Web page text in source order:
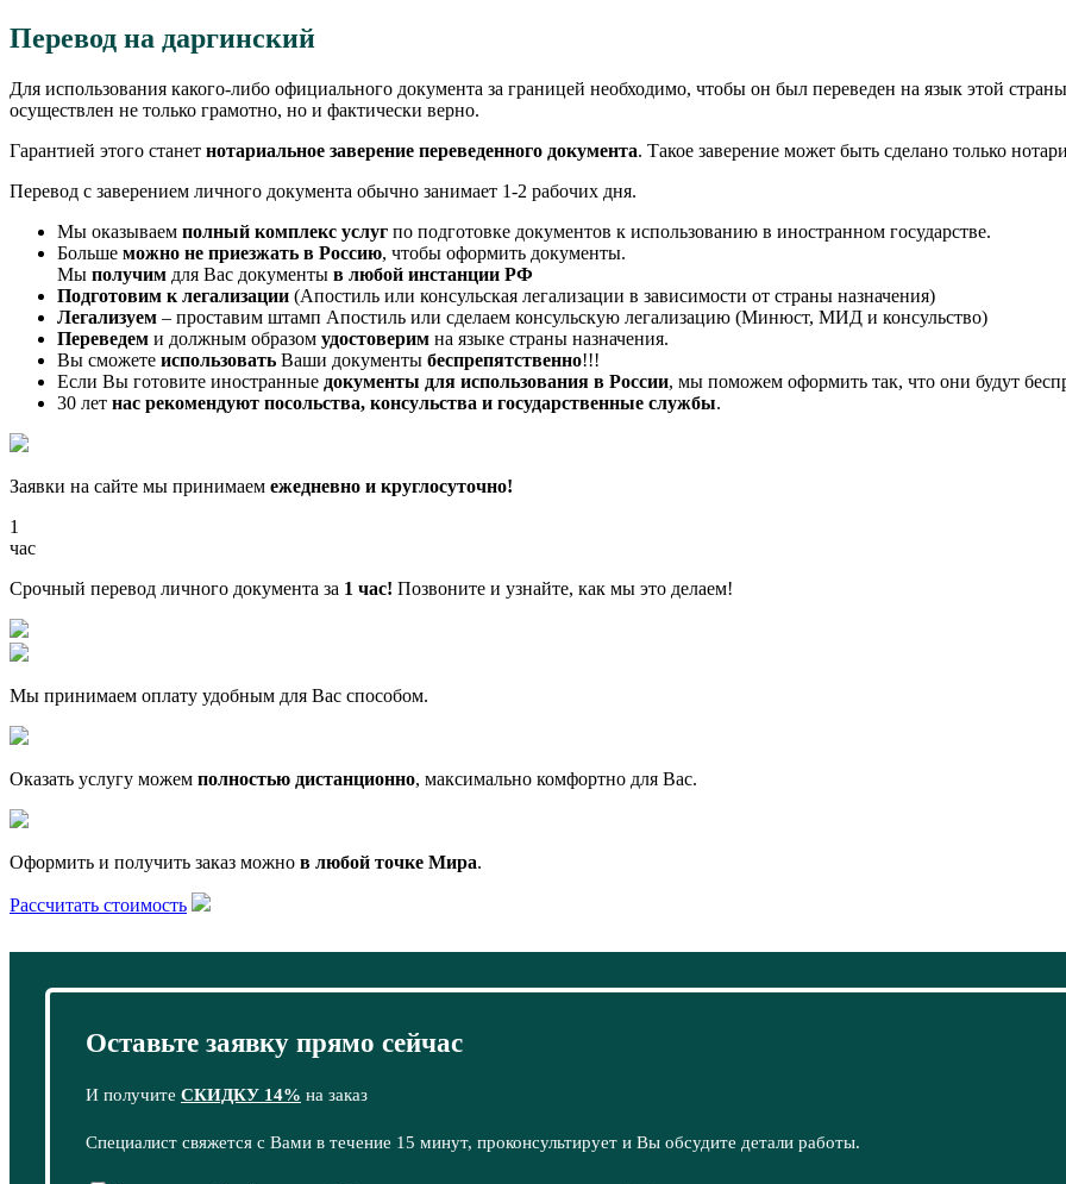
Перевод на даргинский
Для использования какого-либо официального документа за границей необходимо, чтобы он был переведен на язык этой
осуществлен не только грамотно, но и фактически верно.
Гарантией этого станет нотариальное заверение переведенного документа. Такое заверение может быть сделано только
Перевод с заверением личного документа обычно занимает 1-2 рабочих дня.
Мы оказываем полный комплекс услуг по подготовке документов к использованию в иностранном государстве.
Больше можно не приезжать в Россию, чтобы оформить документы.
Мы получим для Вас документы в любой инстанции РФ
Подготовим к легализации (Апостиль или консульская легализации в зависимости от страны назначения)
Легализуем – проставим штамп Апостиль или сделаем консульскую легализацию (Минюст, МИД и консульство)
Переведем и должным образом удостоверим на языке страны назначения.
Вы сможете использовать Ваши документы беспрепятственно!!!
Если Вы готовите иностранные документы для использования в России, мы поможем оформить так, что они будут
30 лет нас рекомендуют посольства, консульства и государственные службы.
Заявки на сайте мы принимаем ежедневно и круглосуточно!
1
час
Срочный перевод личного документа за 1 час! Позвоните и узнайте, как мы это делаем!
Мы принимаем оплату удобным для Вас способом.
Оказать услугу можем полностью дистанционно, максимально комфортно для Вас.
Оформить и получить заказ можно в любой точке Мира.
Рассчитать стоимость
Оставьте заявку прямо сейчас
И получите СКИДКУ 14% на заказ
Специалист свяжется с Вами в течение 15 минут, проконсультирует и Вы обсудите детали работы.